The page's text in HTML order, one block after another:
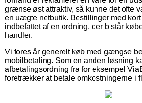
grænseløst attraktiv, så kunne det ofte
en uægte netbutik. Bestillinger med
indbefattet af en ordning, der bistår
handler.
Vi foreslår generelt køb med gængse
mobilbetaling. Som en anden løsning
afbetalingsordning fra for eksempel
foretrækker at betale omkostningerne i